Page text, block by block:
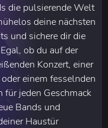
die pulsierende Welt
deine nächsten
und sichere dir die
ob du auf der
Konzert, einer
einem fesselnden
für jeden Geschmack
Bands und
Haustür